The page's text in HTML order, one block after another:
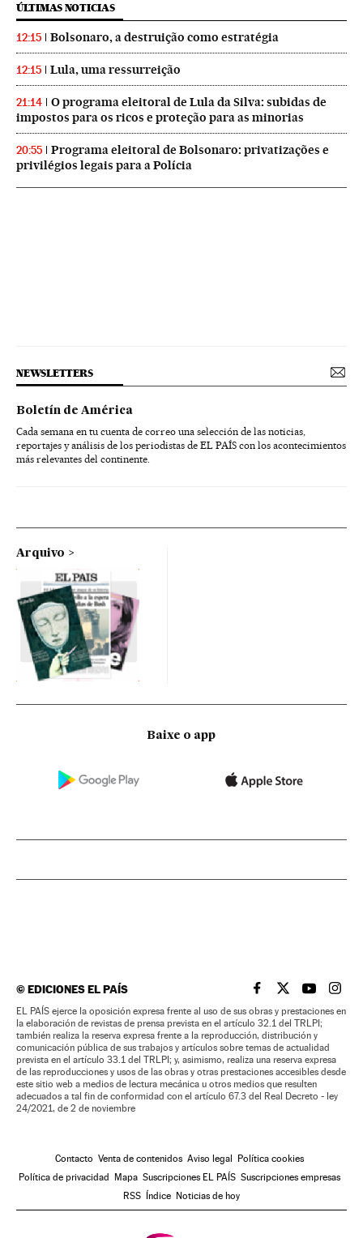
ÚLTIMAS NOTICIAS
12:15 Bolsonaro, a destruição como estratégia
12:15 Lula, uma ressurreição
21:14
O programa eleitoral de Lula da Silva: subidas de
impostos para os ricos e proteção para as minorias
20:55
Programa eleitoral de Bolsonaro: privatizações e
privilégios legais para a Polícia
NEWSLETTERS
Boletín de América
Cada semana en tu cuenta de correo una selección de las noticias,
reportajes y análisis de los periodistas de EL PAÍS con los acontecimientos
más relevantes del continente.
Arquivo
Baixe o app
©EDICIONES EL PAÍS EL PAÍS BRASIL EN
EL PAÍSEL PAÍS
EL
EL PAÍS ejerce la oposición expresa frente al uso de sus obras y prestaciones en
la elaboración de revistas de prensa prevista en el artículo 32.1 del TRLPI;
también realiza la reserva expresa frente a la reproducción, distribución y
comunicación pública de sus trabajos y artículos sobre temas de actualidad
prevista en el artículo 33.1 del TRLPI; y, asimismo, realiza una reserva expresa
de las reproducciones y usos de las obras y otras prestaciones accesibles desde
este sitio web a medios de lectura mecánica u otros medios que resulten
adecuados a tal fin de conformidad con el artículo 67.3 del Real Decreto - ley
24/2021, de 2 de noviembre
Contacto Venta de contenidos Aviso legal
Política cookies
Política de privacidad
Mapa Suscripciones EL PAÍS Suscripciones empresas
RSS
Índice Noticias de hoy